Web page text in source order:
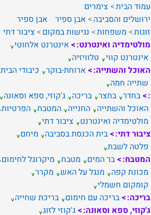
עמוד הבית
צימרים
ירושלים והסביבה
אבן ספיר
אבן ספיר
זוגות
משפחות נגישות במקום
ציבור דתי
מולטימדיה ואינטרנט:
אינטרנט אלחוטי
אינטרנט קווי טלוויזיה
האוכל והשתייה:
ארוחת-בוקר כיבודי הבית
שתייה חמה
:
בחדר בחצר בריכה ג'קוזי, ספא וסאונה
האוכל והשתייה החנייה המטבח הפרטיות
מולטימדיה ואינטרנט
ציבור דתי
ציבור דתי:
בית הכנסת בסביבה
מיחם
פלטה לשבת
המטבח:
בר המים מטבח
מיקרוגל לחימום
מכונת קפה
מנגל על האש
מקרר
קומקום חשמלי
בריכה:
בריכה עם חימום בריכת שחייה
ג'קוזי, ספא וסאונה:
ג'קוזי לזוג